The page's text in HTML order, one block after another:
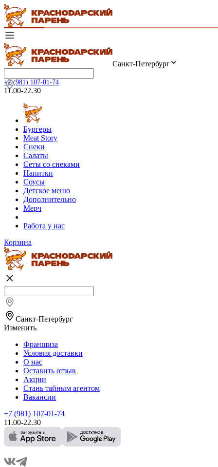
Санкт-Петербург
+7 (981) 107-01-74
11.00-22.30
Бургеры
Meat Story
Снеки
Салаты
Сеты со снеками
Напитки
Соусы
Детское меню
Дополнительно
Мерч
Работа у нас
Корзина
Санкт-Петербург
Изменить
Франшиза
Условия доставки
О нас
Оставить отзыв
Акции
Стань тайным агентом
Вакансии
+7 (981) 107-01-74
11.00-22.30